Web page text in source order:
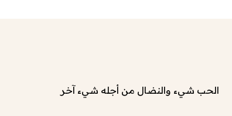
الحب شيء والنضال من أجله شيء آخر